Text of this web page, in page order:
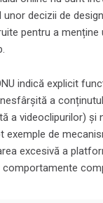
decizii de
pentru a
indică explicit
a
a videoclipurilor) și
exemple de
excesivă a